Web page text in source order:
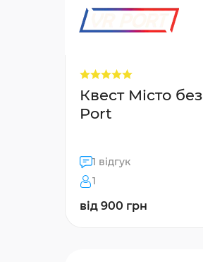
Квест Місто
Port
1 відгук
1
від 900 грн